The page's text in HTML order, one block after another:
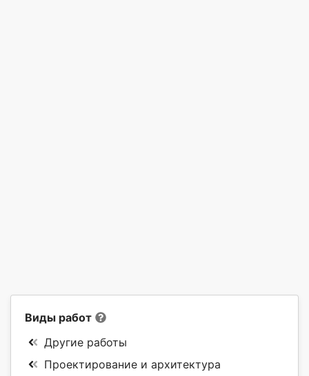
Виды работ
Другие работы
Проектирование и архитектура